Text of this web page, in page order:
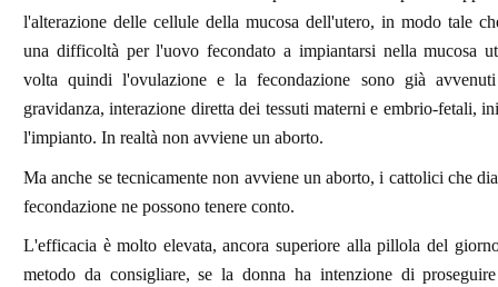
l'alterazione delle cellule della mucosa dell'utero, in modo tale
una difficoltà per l'uovo fecondato a impiantarsi nella mucosa
volta quindi l'ovulazione e la fecondazione sono già
gravidanza, interazione diretta dei tessuti materni e embrio-fetali,
l'impianto. In realtà non avviene un aborto.
Ma anche se tecnicamente non avviene un aborto, i cattolici che
fecondazione ne possono tenere conto.
L'efficacia è molto elevata, ancora superiore alla pillola del
metodo da consigliare, se la donna ha intenzione di